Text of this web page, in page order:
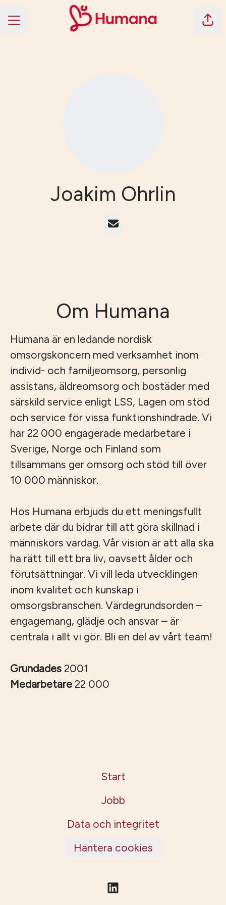
KARRIÄRMENY Dela
Joakim Ohrlin
E-post
Om Humana
Humana är en ledande nordisk
omsorgskoncern med verksamhet inom
individ- och familjeomsorg, personlig
assistans, äldreomsorg och bostäder med
särskild service enligt LSS, Lagen om stöd
och service för vissa funktionshindrade. Vi
har 22 000 engagerade medarbetare i
Sverige, Norge och Finland som
tillsammans ger omsorg och stöd till över
10 000 människor.
Hos Humana erbjuds du ett meningsfullt
arbete där du bidrar till att göra skillnad i
människors vardag. Vår vision är att alla ska
ha rätt till ett bra liv, oavsett ålder och
förutsättningar. Vi vill leda utvecklingen
inom kvalitet och kunskap i
omsorgsbranschen. Värdegrundsorden –
engagemang, glädje och ansvar – är
centrala i allt vi gör. Bli en del av vårt team!
Grundades 2001
Medarbetare 22 000
Start
Jobb
Data och integritet
Hantera cookies